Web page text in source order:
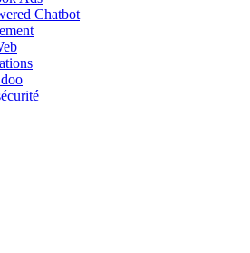
Chatbot